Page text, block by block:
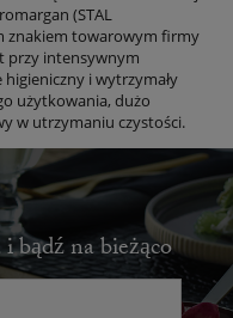
(STAL
znakiem towarowym firmy
przy intensywnym
i wytrzymały
użytkowania, dużo
w utrzymaniu czystości.
bądź na bieżąco